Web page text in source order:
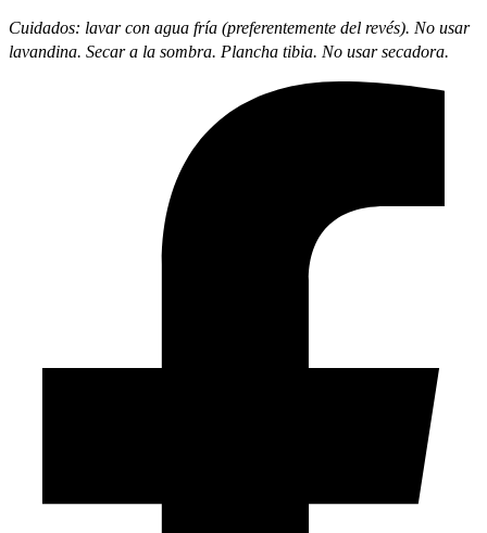
Cuidados: lavar con agua fría (preferentemente del revés). No usar
lavandina. Secar a la sombra. Plancha tibia. No usar secadora.